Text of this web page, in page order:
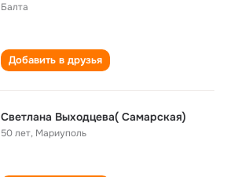
Балта
Добавить в друзья
Светлана Выходцева( Самарская)
50 лет, Мариуполь